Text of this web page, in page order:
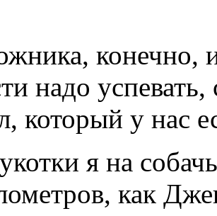
конечно,
надо
который у нас
я на
как